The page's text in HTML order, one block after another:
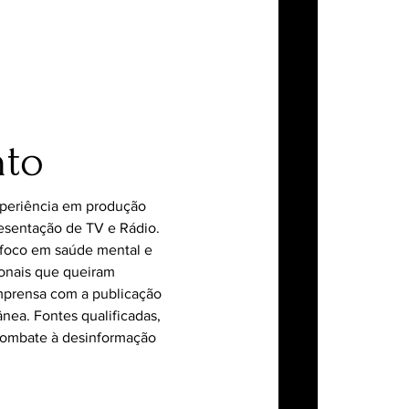
em produção
de TV e Rádio.
em saúde mental e
que queiram
com a publicação
Fontes qualificadas,
à desinformação